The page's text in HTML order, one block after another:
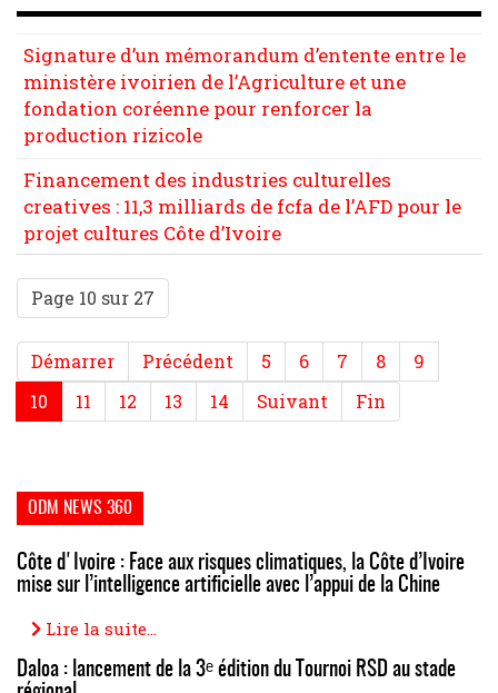
Signature d’un mémorandum d’entente entre le
ministère ivoirien de l’Agriculture et une
fondation coréenne pour renforcer la
production rizicole
Financement des industries culturelles
creatives : 11,3 milliards de fcfa de l’AFD pour le
projet cultures Côte d’Ivoire
Page 10 sur 27
Démarrer Précédent 5 6 7 8
9
10
11 12 13 14 Suivant Fin
ODM NEWS 360
Côte d'Ivoire : Face aux risques climatiques, la Côte d’Ivoire
mise sur l’intelligence artificielle avec l’appui de la Chine
Lire la suite...
Daloa : lancement de la 3ᵉ édition du Tournoi RSD au stade